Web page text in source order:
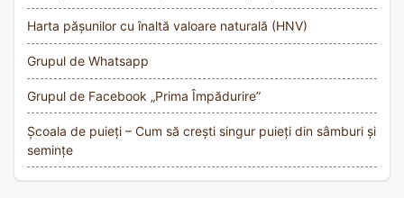
Harta pășunilor cu înaltă valoare naturală (HNV)
Grupul de Whatsapp
Grupul de Facebook „Prima Împădurire”
Școala de puieți – Cum să crești singur puieți din sâmburi și
semințe